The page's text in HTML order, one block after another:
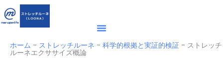
容
ホーム - ストレッチルーネ - 科学的根拠と実証的検証 - ストレッチ
ルーネエクササイズ概論